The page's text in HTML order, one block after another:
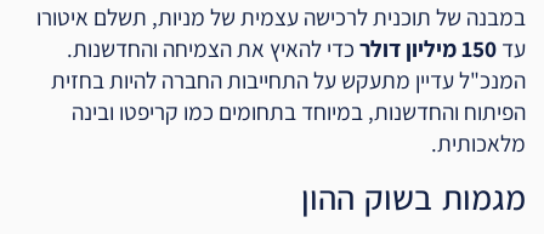
במבנה של תוכנית לרכישה עצמית של מניות, תשלם איטורו
עד150 מיליון דולר
כדי להאיץ את הצמיחה והחדשנות.
המנכ"ל עדיין מתעקש על התחייבות החברה להיות בחזית
הפיתוח והחדשנות, במיוחד בתחומים כמו קריפטו ובינה
מלאכותית.
מגמות בשוק ההון